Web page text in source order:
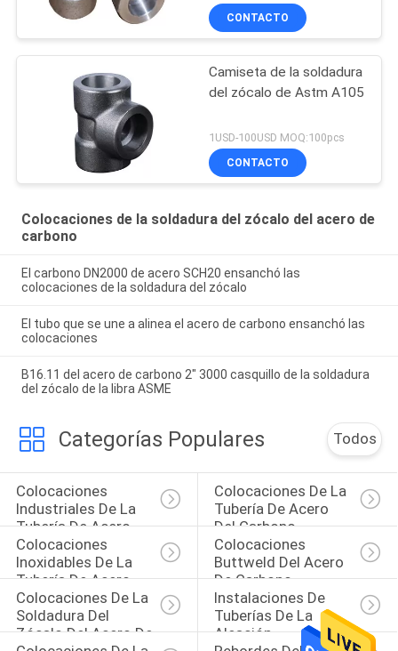
codo
CONTACTO
Camiseta de la soldadura
del zócalo de Astm A105
1USD-100USD MOQ:100pcs
CONTACTO
Colocaciones de la soldadura del zócalo del acero de
carbono
El carbono DN2000 de acero SCH20 ensanchó las
colocaciones de la soldadura del zócalo
El tubo que se une a alinea el acero de carbono ensanchó las
colocaciones
B16.11 del acero de carbono 2" 3000 casquillo de la soldadura
del zócalo de la libra ASME
Categorías Populares Todos
Colocaciones
Industriales De La
Tubería De Acero
Colocaciones De La
Tubería De Acero
Del Carbono
Colocaciones
Inoxidables De La
Tubería De Acero
Colocaciones
Buttweld Del Acero
De Carbono
Colocaciones De La
Soldadura Del
Zócalo Del Acero De
Instalaciones De
Tuberías De La
Aleación